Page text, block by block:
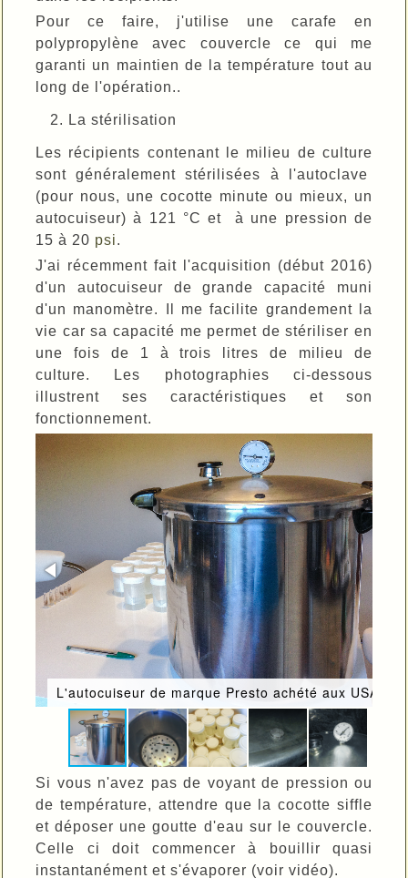
Pour ce faire, j'utilise une carafe en
polypropylène avec couvercle ce qui me
garanti un maintien de la température tout au
long de l'opération..
La stérilisation
Les récipients contenant le milieu de culture
sont
généralement stérilisées
à l'autoclave
(pour nous, une cocotte minute ou mieux, un
autocuiseur) à
121 °C et
à une pression de
15 à 20 psi.
J'ai récemment fait l'acquisition (début 2016)
d'un autocuiseur de grande capacité muni
d'un manomètre. Il me facilite grandement la
vie car sa capacité me permet de stériliser en
une fois de 1 à trois litres de milieu de
culture. Les photographies ci-dessous
illustrent ses caractéristiques et son
fonctionnement.
L'autocuiseur de marque Presto achété aux USA
Si vous n'avez pas de voyant de pression ou
de température, attendre que la cocotte siffle
et déposer une goutte d'eau sur le couvercle.
Celle ci doit commencer à bouillir quasi
instantanément et s'évaporer (voir vidéo).